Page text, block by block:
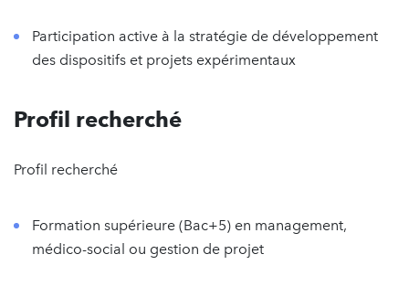
Participation active à la stratégie de développement
des dispositifs et projets expérimentaux
Profil recherché
Profil recherché
Formation supérieure (Bac+5) en management,
médico-social ou gestion de projet